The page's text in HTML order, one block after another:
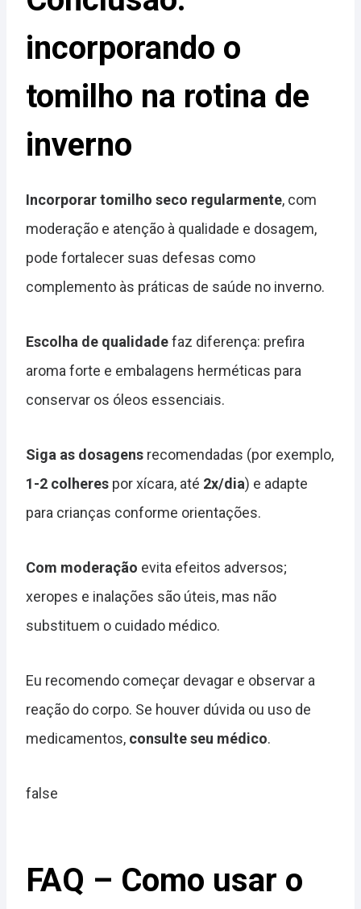
incorporando o
tomilho na rotina de
inverno
Incorporar tomilho seco regularmente, com
moderação e atenção à qualidade e dosagem,
pode fortalecer suas defesas como
complemento às práticas de saúde no inverno.
Escolha de qualidadefaz diferença: prefira
aroma forte e embalagens herméticas para
conservar os óleos essenciais.
Siga as dosagens recomendadas (por exemplo,
1-2 colheres por xícara, até 2x/dia) e adapte
para crianças conforme orientações.
Com moderação evita efeitos adversos;
xeropes e inalações são úteis, mas não
substituem o cuidado médico.
Eu recomendo começar devagar e observar a
reação do corpo. Se houver dúvida ou uso de
medicamentos, consulte seu médico.
false
FAQ – Como usar o